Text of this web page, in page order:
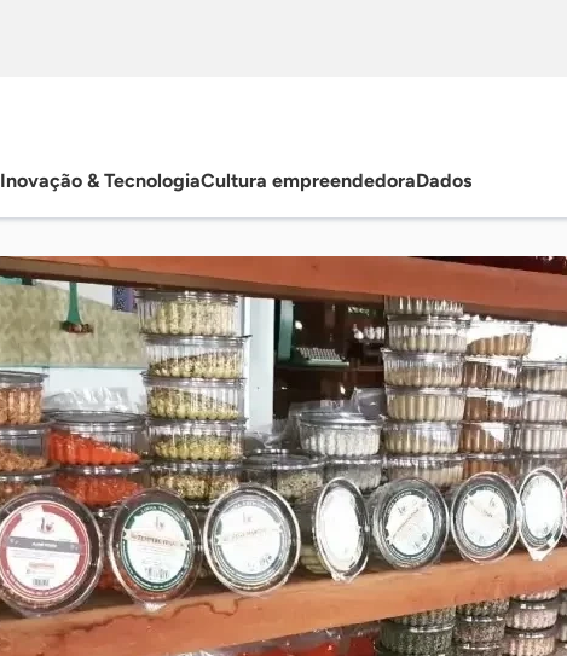
Inovação & TecnologiaCultura empreendedoraDados